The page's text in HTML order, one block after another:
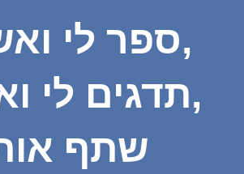
ספר לי ואשכח,
תדגים לי ואזכור,
שתף